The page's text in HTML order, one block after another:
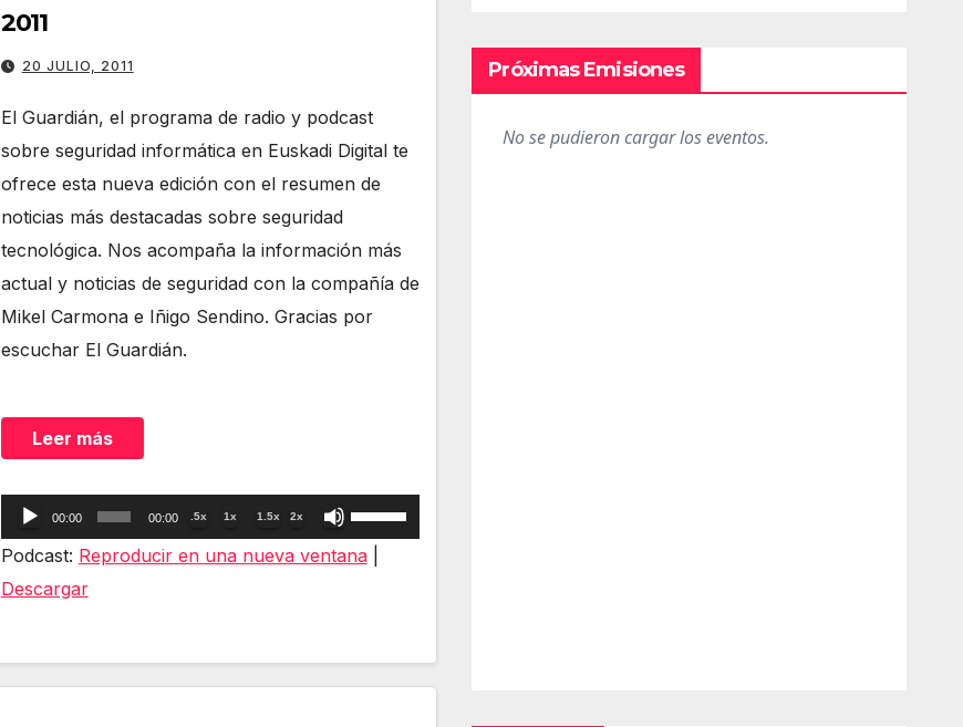
2011
20 JULIO, 2011
El Guardián, el programa de radio y podcast
sobre seguridad informática en Euskadi Digital te
ofrece esta nueva edición con el resumen de
noticias más destacadas sobre seguridad
tecnológica. Nos acompaña la información más
actual y noticias de seguridad con la compañía de
Mikel Carmona e Iñigo Sendino. Gracias por
escuchar El Guardián.
Leer más
Reproductor
de
00:00 00:00 .5x 1x 1.5x 2x
Utiliza
las
Podcast: Reproducir en una nueva ventana|
Descargar
Próximas Emisiones